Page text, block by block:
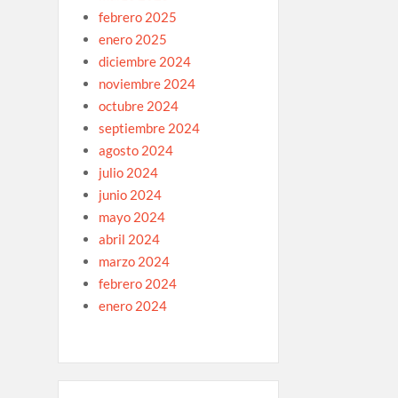
febrero 2025
enero 2025
diciembre 2024
noviembre 2024
octubre 2024
septiembre 2024
agosto 2024
julio 2024
junio 2024
mayo 2024
abril 2024
marzo 2024
febrero 2024
enero 2024